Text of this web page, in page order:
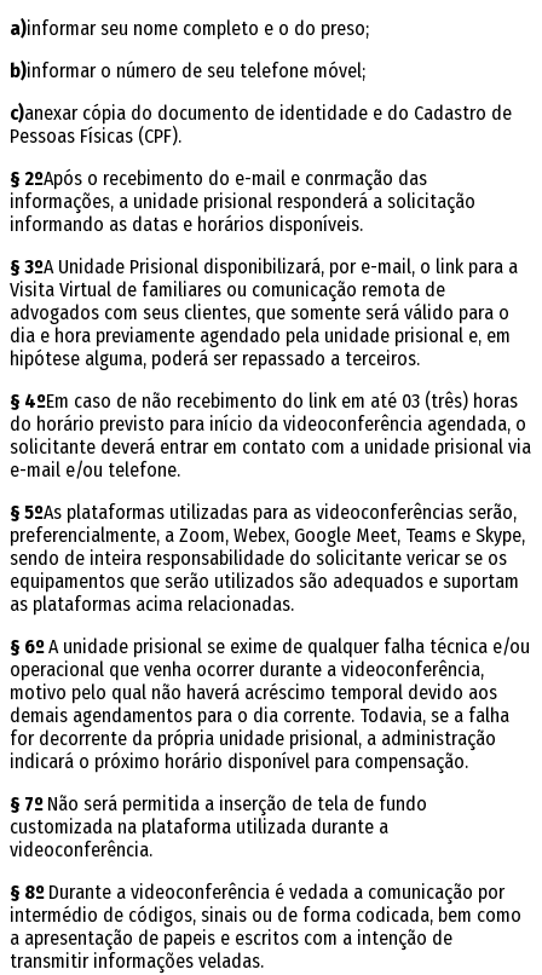
a)informar seu nome completo e o do preso;
b)informar o número de seu telefone móvel;
c)anexar cópia do documento de identidade e do Cadastro de
Pessoas Físicas (CPF).
§ 2ºApós o recebimento do e-mail e confirmação das
informações, a unidade prisional responderá a solicitação
informando as datas e horários disponíveis.
§ 3ºA Unidade Prisional disponibilizará, por e-mail, o link para a
Visita Virtual de familiares ou comunicação remota de
advogados com seus clientes, que somente será válido para o
dia e hora previamente agendado pela unidade prisional e, em
hipótese alguma, poderá ser repassado a terceiros.
§ 4ºEm caso de não recebimento do link em até 03 (três) horas
do horário previsto para início da videoconferência agendada, o
solicitante deverá entrar em contato com a unidade prisional via
e-mail e/ou telefone.
§ 5ºAs plataformas utilizadas para as videoconferências serão,
preferencialmente, a Zoom, Webex, Google Meet, Teams e Skype,
sendo de inteira responsabilidade do solicitante verificar se os
equipamentos que serão utilizados são adequados e suportam
as plataformas acima relacionadas.
§ 6ºA unidade prisional se exime de qualquer falha técnica e/ou
operacional que venha ocorrer durante a videoconferência,
motivo pelo qual não haverá acréscimo temporal devido aos
demais agendamentos para o dia corrente. Todavia, se a falha
for decorrente da própria unidade prisional, a administração
indicará o próximo horário disponível para compensação.
§ 7º Não será permitida a inserção de tela de fundo
customizada na plataforma utilizada durante a
videoconferência.
§ 8º Durante a videoconferência é vedada a comunicação por
intermédio de códigos, sinais ou de forma codificada, bem como
a apresentação de papeis e escritos com a intenção de
transmitir informações veladas.